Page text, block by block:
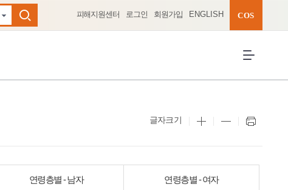
자동완성 펼치기
검색
피해지원센터 로그인 회원가입 ENGLISH COS
글자크기
연령층별 - 남자 연령층별 - 여자